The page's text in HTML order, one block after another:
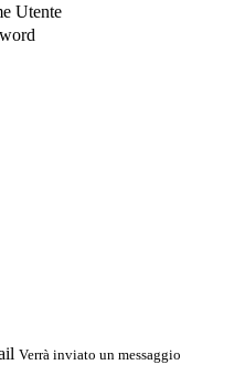
Utente
Verrà inviato un messaggio